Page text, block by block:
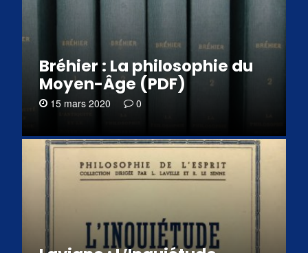
Bréhier : La philosophie du
Moyen-Âge (PDF)
15 mars 2020 0